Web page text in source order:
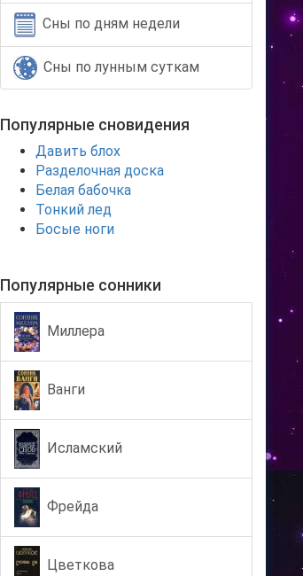
Сны по дням недели
Сны по лунным суткам
Популярные сновидения
Давить блох
Разделочная доска
Белая бабочка
Тонкий лед
Босые ноги
Популярные сонники
Миллера
Ванги
Исламский
Фрейда
Цветкова